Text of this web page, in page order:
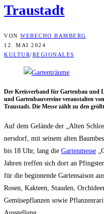
Traustadt
VON WEBECHO BAMBERG
12. MAI 2024
KULTUR/REGIONALES
Der Kreis­ver­band für Gar­ten­bau und
und Gar­ten­bau­ver­ei­ne ver­an­stal­ten
Trau­stadt. Die Mes­se zählt zu den
Auf dem Gelän­de der „Alten
ners­dorf, mit sei­nem alten
bis 18 Uhr, lang die Gar­ten­mes­se
Jah­ren tref­fen sich dort an
für die begin­nen­de Gar­ten­sai­son
Rosen, Kak­teen, Stau­den,
Gemü­se­pflan­zen sowie